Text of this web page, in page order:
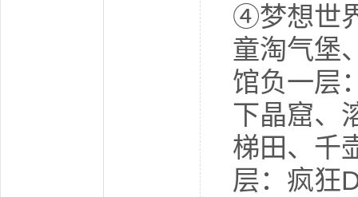
④梦想世
童淘气堡
馆负一层
下晶窟、
梯田、千
层：疯狂